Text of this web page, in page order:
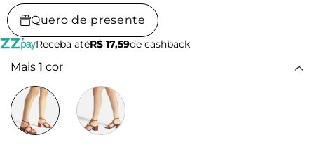
Quero de presente
Receba atéR$ 17,59de cashback
Mais 1 cor